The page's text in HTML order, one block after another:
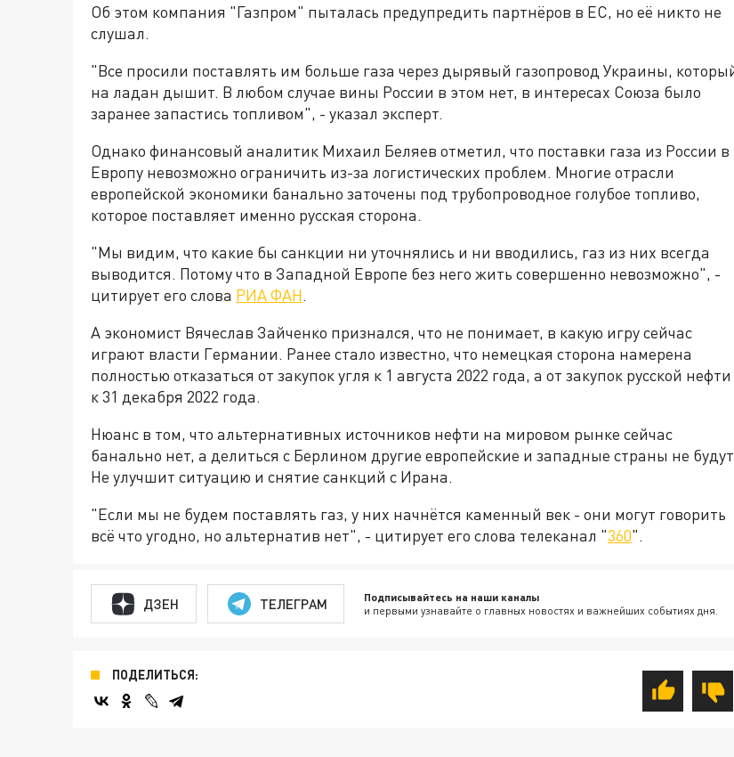
Об этом компания "Газпром" пыталась предупредить партнёров в ЕС, но её никто не
слушал.
"Все просили поставлять им больше газа через дырявый газопровод Украины,
на ладан дышит. В любом случае вины России в этом нет, в интересах Союза было
заранее запастись топливом", - указал эксперт.
Однако финансовый аналитик Михаил Беляев отметил, что поставки газа из России в
Европу невозможно ограничить из-за логистических проблем. Многие отрасли
европейской экономики банально заточены под трубопроводное голубое топливо,
которое поставляет именно русская сторона.
"Мы видим, что какие бы санкции ни уточнялись и ни вводились, газ из них всегда
выводится. Потому что в Западной Европе без него жить совершенно невозможно", -
цитирует его слова РИА ФАН.
А экономист Вячеслав Зайченко признался, что не понимает, в какую игру сейчас
играют власти Германии. Ранее стало известно, что немецкая сторона намерена
полностью отказаться от закупок угля к 1 августа 2022 года, а от закупок русской
к 31 декабря 2022 года.
Нюанс в том, что альтернативных источников нефти на мировом рынке сейчас
банально нет, а делиться с Берлином другие европейские и западные страны не
Не улучшит ситуацию и снятие санкций с Ирана.
"Если мы не будем поставлять газ, у них начнётся каменный век - они могут говорить
всё что угодно, но альтернатив нет", - цитирует его слова телеканал "360".
ДЗЕН ТЕЛЕГРАМ Подписывайтесь на наши каналы
и первыми узнавайте о главных новостях и важнейших событиях дня.
ПОДЕЛИТЬСЯ: